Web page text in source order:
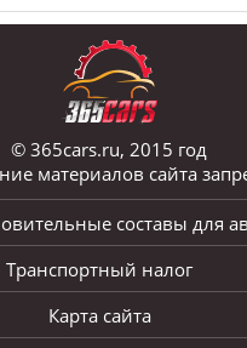
© 365cars.ru, 2015 год
материалов сайта
составы для
Транспортный налог
Карта сайта